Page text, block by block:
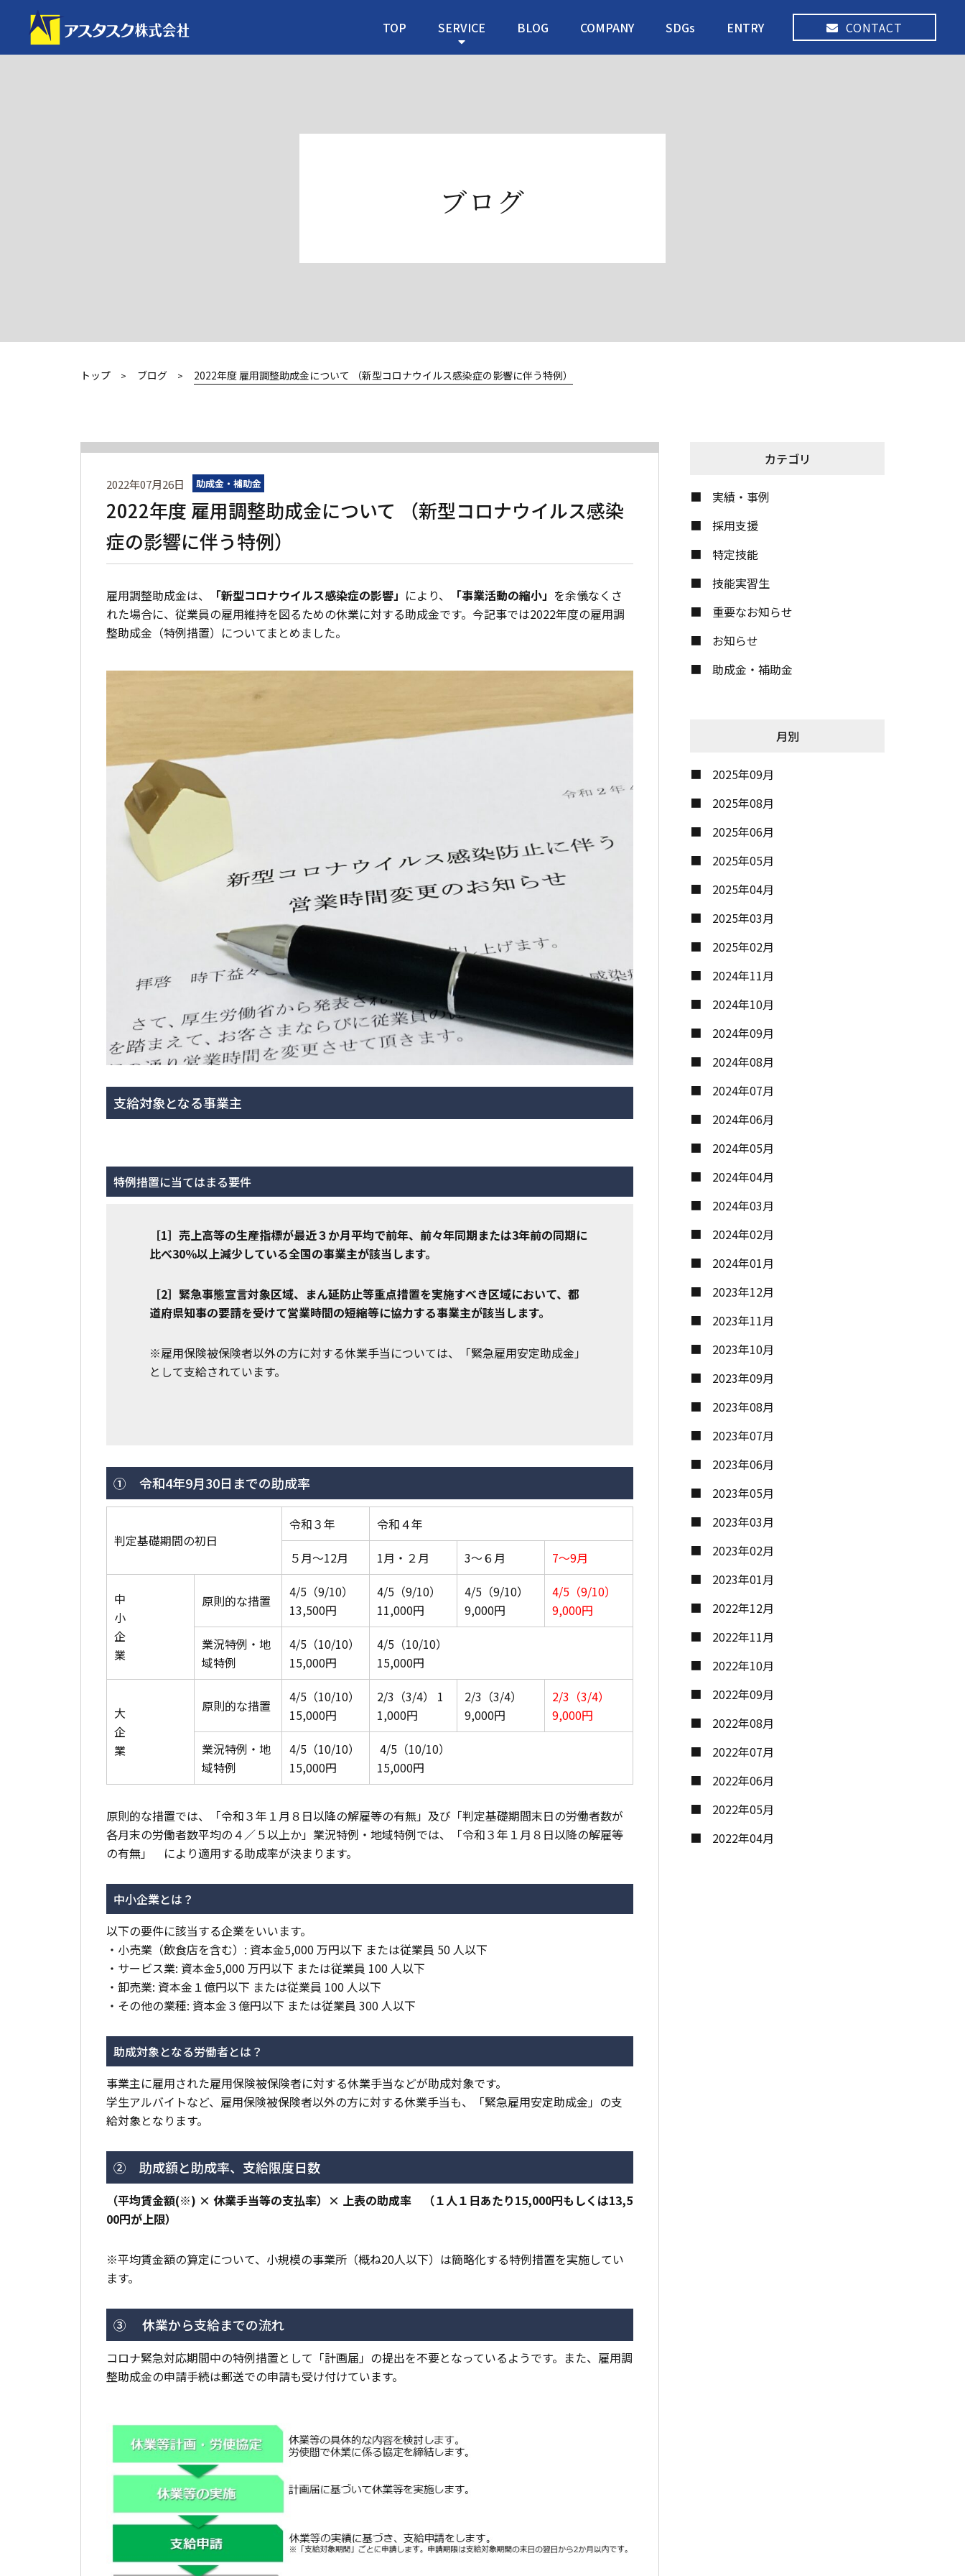
TOP SERVICE BLOG COMPANY SDGs ENTRY CONTACT
ブログ
トップ ブログ 2022年度 雇用調整助成金について （新型コロナウイルス感染症の影響に伴う特例）
2022年07月26日 助成金・補助金
2022年度 雇用調整助成金について （新型コロナウイルス感染
症の影響に伴う特例）
雇用調整助成金は、 「新型コロナウイルス感染症の影響」 により、 「事業活動の縮小」 を余儀なくさ
れた場合に、従業員の雇用維持を図るための休業に対する助成金です。今記事では2022年度の雇用調
整助成金（特例措置）についてまとめました。
支給対象となる事業主
特例措置に当てはまる要件
［1］売上高等の生産指標が最近３か月平均で前年、前々年同期または3年前の同期に
比べ30％以上減少している全国の事業主が該当します。
［2］緊急事態宣言対象区域、 まん延防止等重点措置を実施すべき区域において、都
道府県知事の要請を受けて営業時間の短縮等に協力する事業主が該当します。
※雇用保険被保険者以外の方に対する休業手当については、「緊急雇用安定助成金」
として支給されています。
① 令和4年9月30日までの助成率
判定基礎期間の初日
令和３年
令和４年
５月～12月
1月・２月 3～６月 7～9月
中
小
企
業
原則的な措置
4/5（9/10）
13,500円
4/5（9/10）
11,000円
4/5（9/10）
9,000円
4/5（9/10）
9,000円
業況特例・地
域特例
4/5（10/10）
15,000円
4/5（10/10）
15,000円
大
企
業
原則的な措置
4/5（10/10）
15,000円
2/3（3/4） 1
1,000円
2/3（3/4）
9,000円
2/3（3/4）
9,000円
業況特例・地
域特例
4/5（10/10）
15,000円
4/5（10/10）
15,000円
原則的な措置では、「令和３年１月８日以降の解雇等の有無」及び「判定基礎期間末日の労働者数が
各月末の労働者数平均の４／５以上か」業況特例・地域特例では、「令和３年１月８日以降の解雇等
の有無」 により適用する助成率が決まります。
中小企業とは？
以下の要件に該当する企業をいいます。
・小売業（飲食店を含む）: 資本金5,000 万円以下 または従業員 50 人以下
・サービス業: 資本金5,000 万円以下 または従業員 100 人以下
・卸売業: 資本金１億円以下 または従業員 100 人以下
・その他の業種: 資本金３億円以下 または従業員 300 人以下
助成対象となる労働者とは？
事業主に雇用された雇用保険被保険者に対する休業手当などが助成対象です。
学生アルバイトなど、雇用保険被保険者以外の方に対する休業手当も、「緊急雇用安定助成金」の支
給対象となります。
② 助成額と助成率、支給限度日数
（平均賃金額(※) × 休業手当等の支払率）× 上表の助成率 （１人１日あたり15,000円もしくは13,5
00円が上限）
※平均賃金額の算定について、小規模の事業所（概ね20人以下）は簡略化する特例措置を実施してい
ます。
③ 休業から支給までの流れ
コロナ緊急対応期間中の特例措置として「計画届」の提出を不要となっているようです。また、雇用調
整助成金の申請手続は郵送での申請も受け付けています。
カテゴリ
実績・事例
採用支援
特定技能
技能実習生
重要なお知らせ
お知らせ
助成金・補助金
月別
2025年09月
2025年08月
2025年06月
2025年05月
2025年04月
2025年03月
2025年02月
2024年11月
2024年10月
2024年09月
2024年08月
2024年07月
2024年06月
2024年05月
2024年04月
2024年03月
2024年02月
2024年01月
2023年12月
2023年11月
2023年10月
2023年09月
2023年08月
2023年07月
2023年06月
2023年05月
2023年03月
2023年02月
2023年01月
2022年12月
2022年11月
2022年10月
2022年09月
2022年08月
2022年07月
2022年06月
2022年05月
2022年04月